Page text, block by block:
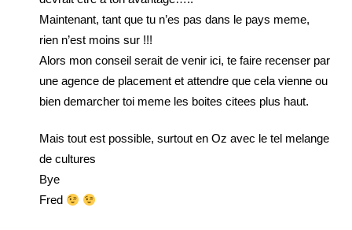
Maintenant, tant que tu n’es pas dans le pays meme,
rien n’est moins sur !!!
Alors mon conseil serait de venir ici, te faire recenser par
une agence de placement et attendre que cela vienne ou
bien demarcher toi meme les boites citees plus haut.
Mais tout est possible, surtout en Oz avec le tel melange
de cultures
Bye
Fred